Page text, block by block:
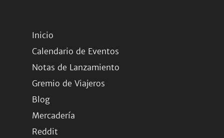
Inicio
Calendario de Eventos
Notas de Lanzamiento
Gremio de Viajeros
Blog
Mercadería
Reddit